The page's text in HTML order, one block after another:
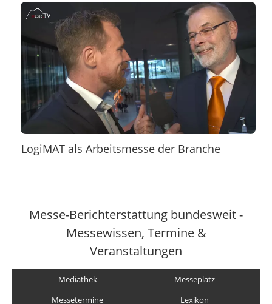
LogiMAT als Arbeitsmesse der Branche
Messe-Berichterstattung bundesweit -
Messewissen, Termine &
Veranstaltungen
Mediathek
Messeplatz
Messetermine
Lexikon